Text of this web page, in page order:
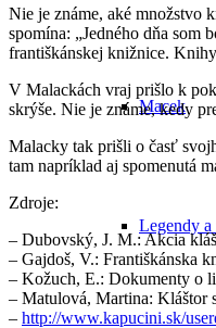
Macek
Legendy
Nie je známe, aké množstvo
spomína: „Jedného dňa som
františkánskej knižnice.
V Malackách vraj prišlo k
skrýše. Nie je známe, kedy
Malacky tak prišli o časť
tam napríklad aj spomenutá
Zdroje:
– Dubovský, J. M.: Akcia
– Gajdoš, V.: Františkánska
– Kožuch, E.: Dokumenty o
– Matulová, Martina: Kláštor
– http://www.kapucini.sk/